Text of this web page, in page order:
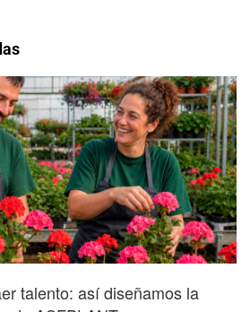
talento: así diseñamos la